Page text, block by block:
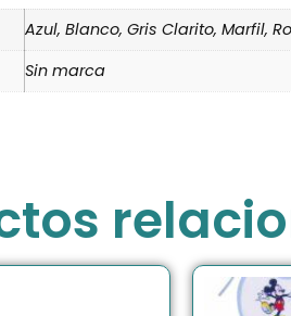
Azul, Blanco, Gris Clarito, Marfil,
Sin marca